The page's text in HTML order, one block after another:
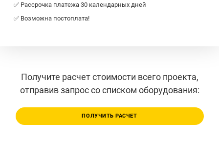
✅ Рассрочка платежа 30 календарных дней
✅ Возможна постоплата!
Получите расчет стоимости всего проекта,
отправив запрос со списком оборудования:
ПОЛУЧИТЬ РАСЧЕТ